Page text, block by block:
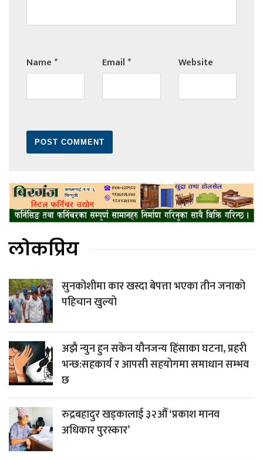
Name* Email* Website
लोकप्रिय
सुनकोशीमा कार खस्दा बेपत्ता भएका तीन जनाको
पहिचान खुल्यो
अझै न्युन हुन सकेन यौनजन्य हिंसाका घटना, प्रहरी
भन्छ:सहकार्य र आपसी सहयोगमा समाधान सम्भव
छ
रुद्रबहादुर खड्कालाई ३२औँ ‘प्रकाश मानव
अधिकार पुरस्कार’